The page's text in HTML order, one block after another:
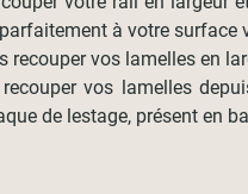
à votre surface
recouper vos lamelles en
vos lamelles
de lestage, présent en